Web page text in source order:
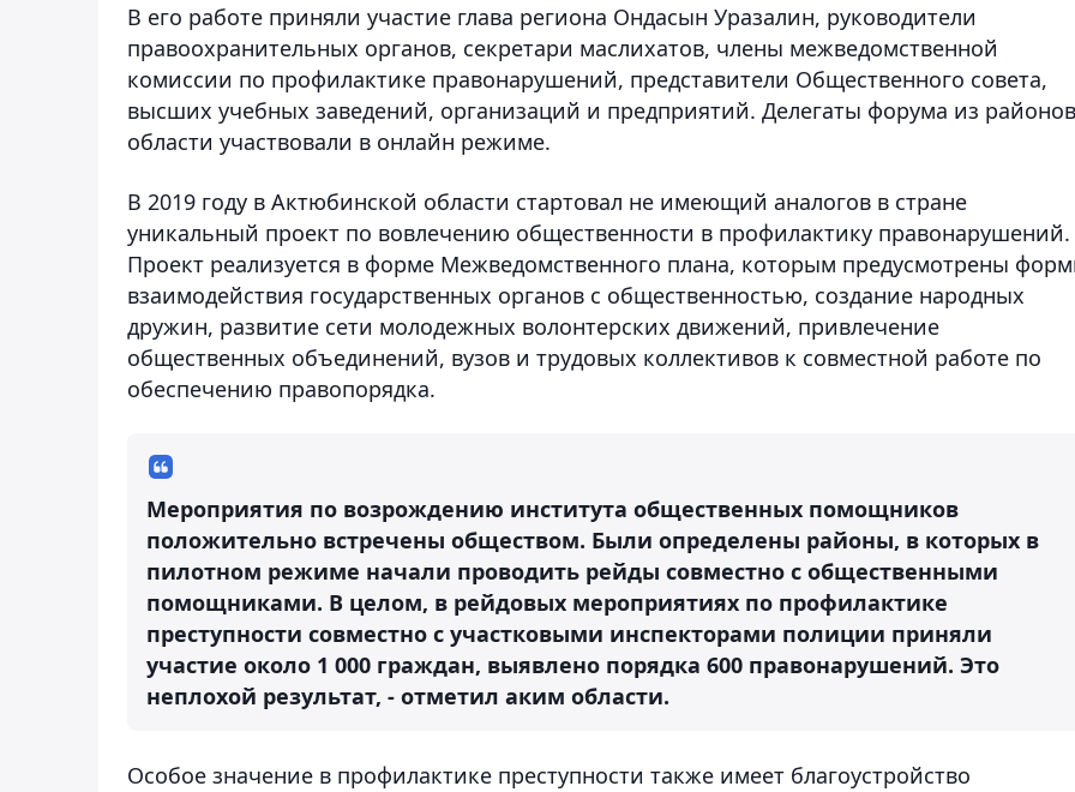
В его работе приняли участие глава региона Ондасын Уразалин, руководители
правоохранительных органов, секретари маслихатов, члены межведомственной
комиссии по профилактике правонарушений, представители Общественного совета,
высших учебных заведений, организаций и предприятий. Делегаты форума из районов
области участвовали в онлайн режиме.
В 2019 году в Актюбинской области стартовал не имеющий аналогов в стране
уникальный проект по вовлечению общественности в профилактику правонарушений.
Проект реализуется в форме Межведомственного плана, которым предусмотрены
взаимодействия государственных органов с общественностью, создание народных
дружин, развитие сети молодежных волонтерских движений, привлечение
общественных объединений, вузов и трудовых коллективов к совместной работе по
обеспечению правопорядка.
Мероприятия по возрождению института общественных помощников
положительно встречены обществом. Были определены районы, в которых в
пилотном режиме начали проводить рейды совместно с общественными
помощниками. В целом, в рейдовых мероприятиях по профилактике
преступности совместно с участковыми инспекторами полиции приняли
участие около 1 000 граждан, выявлено порядка 600 правонарушений. Это
неплохой результат, - отметил аким области.
Особое значение в профилактике преступности также имеет благоустройство